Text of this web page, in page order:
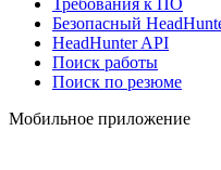
Безопасный
HeadHunter API
Поиск работы
Поиск по резюме
Мобильное приложение